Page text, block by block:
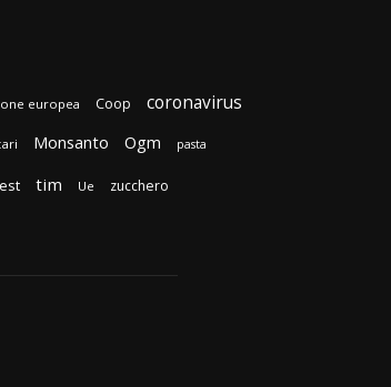
europea Coop coronavirus
Monsanto Ogm pasta
tim Ue zucchero